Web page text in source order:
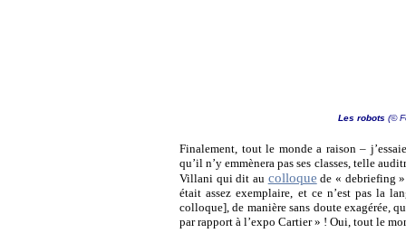
Les robots (©
Finalement, tout le monde a raison –
qu’il n’y emmènera pas ses classes, telle
Villani qui dit au colloque de « debriefing
était assez exemplaire, et ce n’est pas la
colloque], de manière sans doute exagérée,
par rapport à l’expo Cartier » ! Oui, tout le